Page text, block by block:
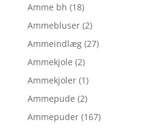
Amme bh (18)
Ammebluser (2)
Ammeindlæg (27)
Ammekjole (2)
Ammekjoler (1)
Ammepude (2)
Ammepuder (167)